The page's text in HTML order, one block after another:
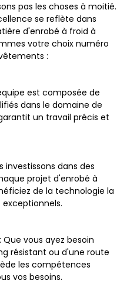
pas les choses à moitié.
se reflète dans
d'enrobé à froid à
votre choix numéro
:
est composée de
dans le domaine de
un travail précis et
investissons dans des
projet d'enrobé à
de la technologie la
: Que vous ayez besoin
résistant ou d'une route
les compétences
vos besoins.